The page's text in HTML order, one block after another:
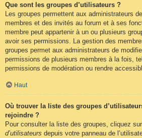
Que sont les groupes d’utilisateurs ?
Les groupes permettent aux administrateurs
membres et des invités au forum et à ses
membre peut appartenir à un ou plusieurs
avoir ses permissions. La gestion des
groupes permet aux administrateurs de
permissions de plusieurs membres à la fois,
permissions de modération ou rendre
Haut
Où trouver la liste des groupes
rejoindre ?
Pour consulter la liste des groupes, cliquez
d’utilisateurs depuis votre panneau de